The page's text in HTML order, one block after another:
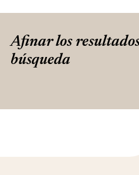
Afinar los
búsqueda